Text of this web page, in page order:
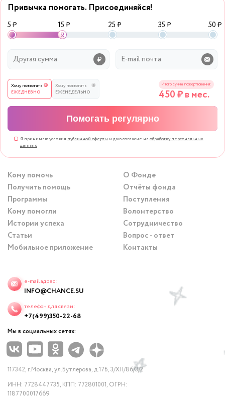
Привычка помогать. Присоединяйся!
5 ₽ 15 ₽ 25 ₽ 35 ₽ 50 ₽
Хочу помогать
ЕЖЕДНЕВНО
Хочу помогать
ЕЖЕНЕДЕЛЬНО
Итого сумма пожертвования:
450₽ в мес.
Помогать регулярно
Я принимаю условия публичной оферты и даю согласие на обработку персональных
данных
Кому помочь
Получить помощь
Программы
Кому помогли
Истории успеха
Статьи
Мобильное приложение
О Фонде
Отчёты фонда
Поступления
Волонтерство
Сотрудничество
Вопрос - ответ
Контакты
e-mail адрес:
INFO@CHANCE.SU
телефон для связи:
+7(499)350-22-68
Мы в социальных сетях:
117342, г.Москва, ул.Бутлерова, д.17Б, 3/XII/86/3/2
ИНН: 7728447735, КПП: 772801001, ОГРН:
1187700017669